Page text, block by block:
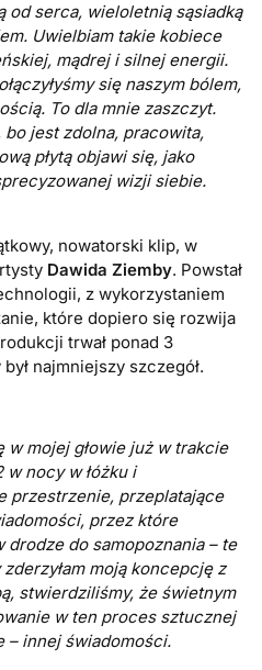
od serca, wieloletnią sąsiadką
Uwielbiam takie kobiece
mądrej i silnej energii.
się naszym bólem,
To dla mnie zaszczyt.
jest zdolna, pracowita,
płytą objawi się, jako
wizji siebie.
nowatorski klip, w
Dawida Ziemby. Powstał
z wykorzystaniem
które dopiero się rozwija
trwał ponad 3
najmniejszy szczegół.
w mojej głowie już w trakcie
w nocy w łóżku i
przestrzenie, przeplatające
przez które
do samopoznania – te
moją koncepcję z
stwierdziliśmy, że świetnym
w ten proces sztucznej
– innej świadomości.